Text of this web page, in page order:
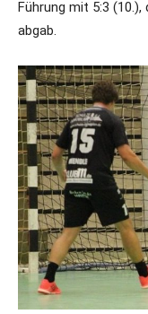
Führung mit 5:3
abgab.